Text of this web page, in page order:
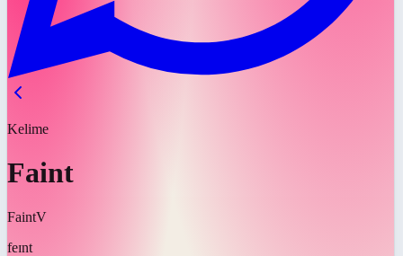
Kelime
Faint
FaintV
feɪnt